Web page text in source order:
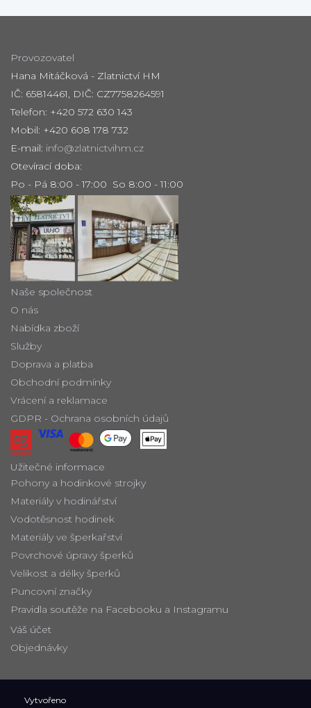
Provozovatel
Hana Mitáčková - Zlatnictví HM
IČ: 65814461, DIČ: CZ7758264591
Telefon: +420 572 630 143
Mobil: +420 608 178 732
E-mail: info@zlatnictvihm.cz
Otevírací doba:
Po - Pá 8:00 - 17:00 So 8:00 - 11:00
Naše společnost
O nás
Nabídka zboží
Služby
Doprava a platba
Obchodní podmínky
Vrácení a reklamace
GDPR - Ochrana osobních údajů
Užitečné informace
Pohony a hodinkové strojky
Materiály v hodinářství
Vodotěsnost hodinek
Materiály ve šperkařství
Povrchové úpravy šperků
Velikost a délky šperků
Puncovní značky
Pravidla soutěže na Facebooku a Instagramu
Váš účet
Objednávky
Vytvořeno